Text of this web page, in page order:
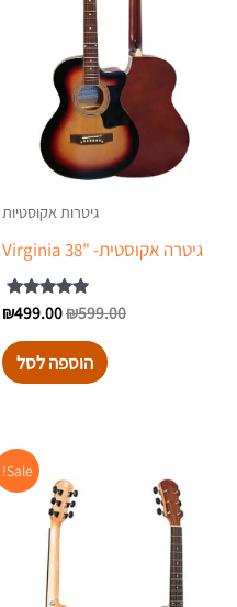
גיטרות אקוסטיות
גיטרה אקוסטית- "Virginia 38
דורג
5.00
מתוך 5
₪599.00
₪499.00
הוספה לסל
Sale!המחיר
המקורי
היה:
₪670.00.